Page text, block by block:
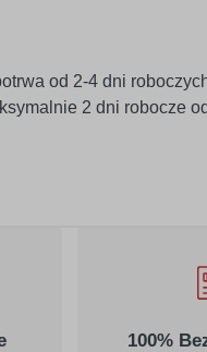
od 2-4 dni
2 dni robocze
100%